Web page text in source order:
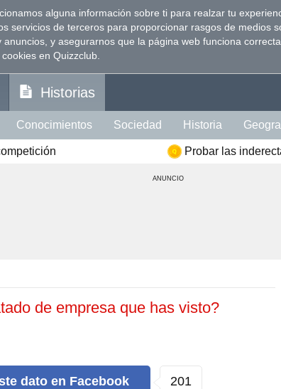
alguna información sobre ti para realzar tu
servicios de terceros para proporcionar rasgos de medios
y asegurarnos que la página web funciona
en Quizzclub.
Historias
Conocimientos Sociedad Historia
Visión Política Idioma
Celebridades
Probar las
ANUNCIO
de empresa que has visto?
datoen Facebook 201